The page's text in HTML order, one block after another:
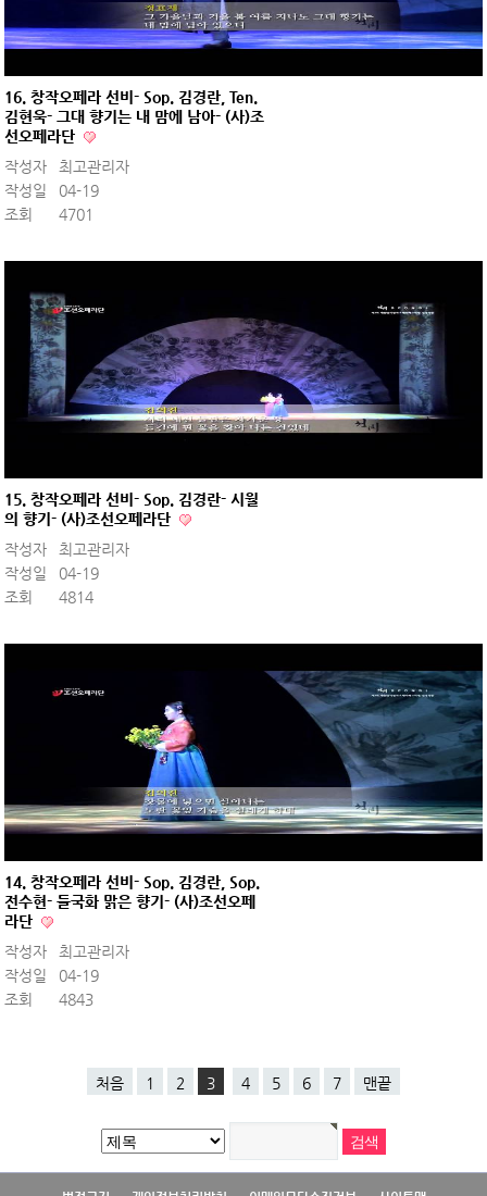
16. 창작오페라 선비- Sop. 김경란, Ten.
김현욱- 그대 향기는 내 맘에 남아- (사)조
선오페라단
작성자
최고관리자
작성일
04-19
조회
4701
15. 창작오페라 선비- Sop. 김경란- 시월
의 향기- (사)조선오페라단
작성자
최고관리자
작성일
04-19
조회
4814
14. 창작오페라 선비- Sop. 김경란, Sop.
전수현- 들국화 맑은 향기- (사)조선오페
라단
작성자
최고관리자
작성일
04-19
조회
4843
처음 1 2 3 4 5 6 7 맨끝